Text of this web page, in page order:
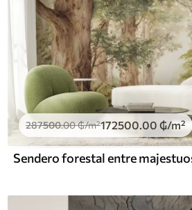
287500.00₲/m²172500 .00 ₲/m²